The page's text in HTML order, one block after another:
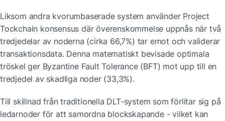
Liksom andra kvorumbaserade system använder Project
Tockchain konsensus där överenskommelse uppnås när två
tredjedelar av noderna (cirka 66,7%) tar emot och validerar
transaktionsdata. Denna matematiskt bevisade optimala
tröskel ger Byzantine Fault Tolerance (BFT) mot upp till en
tredjedel av skadliga noder (33,3%).
Till skillnad från traditionella DLT-system som förlitar sig på
ledarnoder för att samordna blockskapande - vilket kan